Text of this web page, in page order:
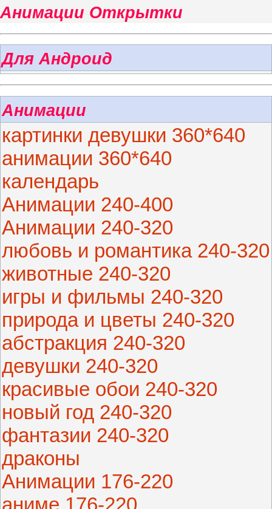
Анимации Открытки
Для Андроид
Анимации
картинки девушки 360*640
анимации 360*640
календарь
Анимации 240-400
Анимации 240-320
любовь и романтика 240-320
животные 240-320
игры и фильмы 240-320
природа и цветы 240-320
абстракция 240-320
девушки 240-320
красивые обои 240-320
новый год 240-320
фантазии 240-320
драконы
Анимации 176-220
аниме 176-220